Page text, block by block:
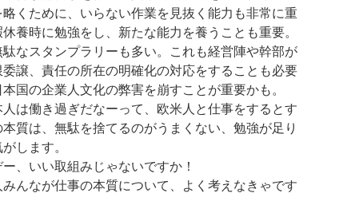
くために、いらない作業を見抜く能力も非常に重
養時に勉強をし、新たな能力を養うことも重要。
なスタンプラリーも多い。これも経営陣や幹部が
委譲、責任の所在の明確化の対応をすることも必要
国の企業人文化の弊害を崩すことが重要かも。
は働き過ぎだなーって、欧米人と仕事をするとす
質は、無駄を捨てるのがうまくない、勉強が足り
します。
、いい取組みじゃないですか！
んなが仕事の本質について、よく考えなきゃです